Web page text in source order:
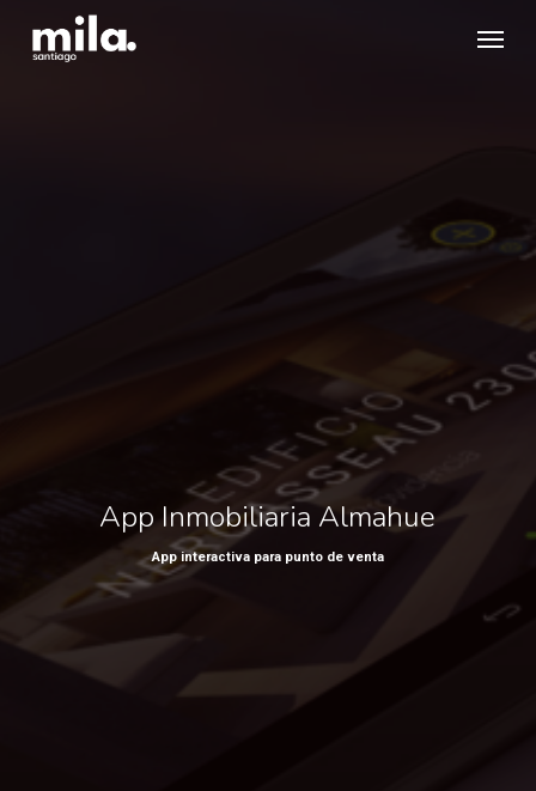
App Inmobiliaria Almahue
App interactiva para punto de venta